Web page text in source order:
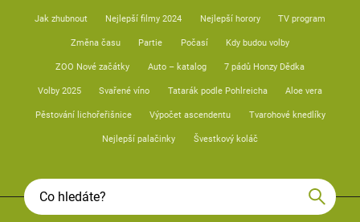
Jak zhubnout Nejlepší filmy 2024 Nejlepší horory TV program
Změna času Partie Počasí Kdy budou volby
ZOO Nové začátky Auto – katalog 7 pádů Honzy Dědka
Volby 2025 Svařené víno Tatarák podle Pohlreicha Aloe vera
Pěstování lichořeřišnice Výpočet ascendentu Tvarohové knedlíky
Nejlepší palačinky Švestkový koláč